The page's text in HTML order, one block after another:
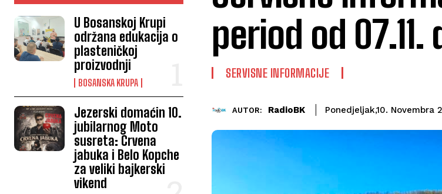
U Bosanskoj Krupi
održana edukacija o
plasteničkoj
proizvodnji
BOSANSKA KRUPA
Jezerski domaćin 10.
jubilarnog Moto
susreta: Crvena
jabuka i Belo Kopche
za veliki bajkerski
vikend
period od 07.11.
SERVISNE INFORMACIJE
AUTOR: RadioBK Ponedjeljak,10. Novembra